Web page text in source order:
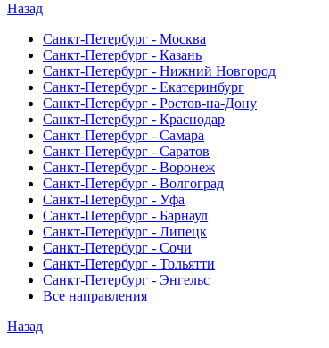
Назад
Санкт-Петербург - Москва
Санкт-Петербург - Казань
Санкт-Петербург - Нижний Новгород
Санкт-Петербург - Екатеринбург
Санкт-Петербург - Ростов-на-Дону
Санкт-Петербург - Краснодар
Санкт-Петербург - Самара
Санкт-Петербург - Саратов
Санкт-Петербург - Воронеж
Санкт-Петербург - Волгоград
Санкт-Петербург - Уфа
Санкт-Петербург - Барнаул
Санкт-Петербург - Липецк
Санкт-Петербург - Сочи
Санкт-Петербург - Тольятти
Санкт-Петербург - Энгельс
Все направления
Назад